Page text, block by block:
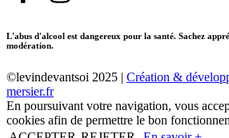
L'abus d'alcool est dangereux pour la santé. Sachez
modération.
©levindevantsoi 2025 | Création &
mersier.fr
En poursuivant votre navigation, vous
cookies afin de permettre le bon